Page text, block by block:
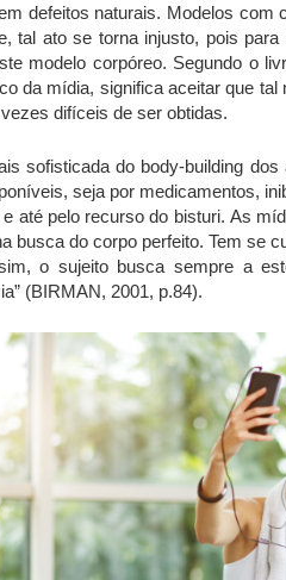
defeitos naturais. Modelos
tal ato se torna injusto, pois
modelo corpóreo. Segundo o
da mídia, significa aceitar que
difíceis de ser obtidas.
sofisticada do body-building
seja por medicamentos,
até pelo recurso do bisturi. As
busca do corpo perfeito. Tem se
o sujeito busca sempre a
(BIRMAN, 2001, p.84).